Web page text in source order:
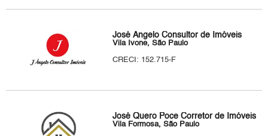
José Ângelo Consultor de Imóveis
Vila Ivone, São Paulo
CRECI: 152.715-F
José Quero Poce Corretor de Imóveis
Vila Formosa, São Paulo